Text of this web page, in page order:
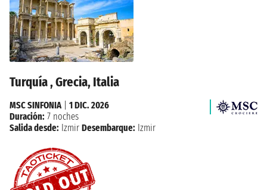
Turquía , Grecia, Italia
MSC SINFONIA| 1 DIC. 2026
Duración: 7 noches
Salida desde: Izmir Desembarque: Izmir